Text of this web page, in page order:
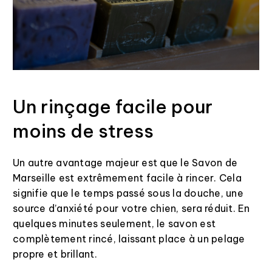
Un rinçage facile pour
moins de stress
Un autre avantage majeur est que le Savon de
Marseille est extrêmement facile à rincer. Cela
signifie que le temps passé sous la douche, une
source d’anxiété pour votre chien, sera réduit. En
quelques minutes seulement, le savon est
complètement rincé, laissant place à un pelage
propre et brillant.